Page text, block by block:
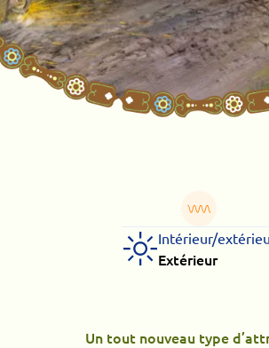
Intérieur/
Extérieur
Un tout nouveau type